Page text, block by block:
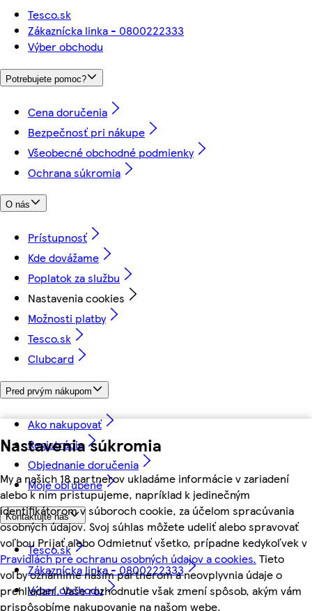
Nastavenia súkromia
My a našich 18 partnerov ukladáme informácie v zariadení
alebo k nim pristupujeme, napríklad k jedinečným
identifikátorom v súboroch cookie, za účelom spracúvania
osobných údajov. Svoj súhlas môžete udeliť alebo spravovať
voľbou Prijať alebo Odmietnuť všetko, prípadne kedykoľvek v
Pravidlách pre ochranu osobných údajov a cookies. Tieto
voľby oznámime našim partnerom a neovplyvnia údaje o
prehliadaní. Vaše rozhodnutie však zmení spôsob, akým vám
prispôsobíme nakupovanie na našom webe.
Tesco.sk
Zákaznícka linka - 0800222333
Výber obchodu
Potrebujete pomoc?
Cena doručenia
Bezpečnosť pri nákupe
Všeobecné obchodné podmienky
Ochrana súkromia
O nás
Prístupnosť
Kde dovážame
Poplatok za službu
Nastavenia cookies
Možnosti platby
Tesco.sk
Clubcard
Pred prvým nákupom
Ako nakupovať
Registrácia
Objednanie doručenia
Moje obľúbené
Kontaktujte nás
Tesco.sk
Zákaznícka linka - 0800222333
Výber obchodu